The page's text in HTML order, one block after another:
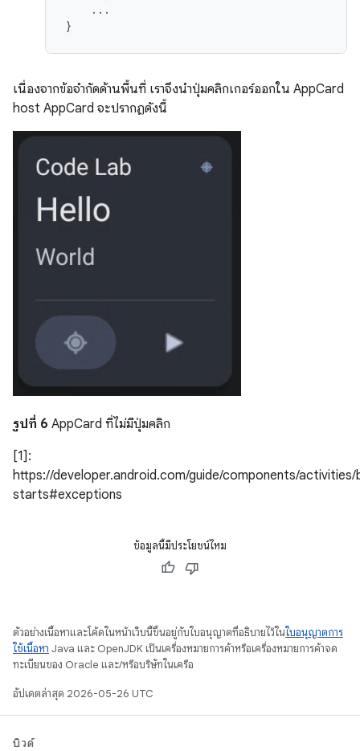
...
}
เนื่องจากข้อจำกัดด้านพื้นที่ เราจึงนำปุ่มคลิกเกอร์ออกใน AppCard
host AppCard จะปรากฏดังนี้
รูปที่ 6 AppCard ที่ไม่มีปุ่มคลิก
[1]:
https://developer.android.com/guide/components/
starts#exceptions
ข้อมูลนี้มีประโยชน์ไหม
ตัวอย่างเนื้อหาและโค้ดในหน้าเว็บนี้ขึ้นอยู่กับใบอนุญาตที่อธิบายไว้ในใบอนุญาตการ
ใช้เนื้อหา Java และ OpenJDK เป็นเครื่องหมายการค้าหรือเครื่องหมายการค้าจด
ทะเบียนของ Oracle และ/หรือบริษัทในเครือ
อัปเดตล่าสุด 2026-05-26 UTC
บิวด์